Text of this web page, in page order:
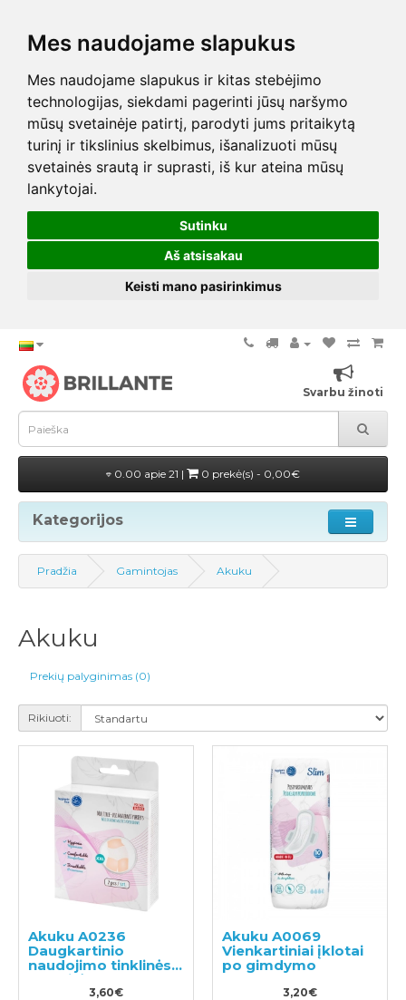
Mes naudojame slapukus
Mes naudojame slapukus ir kitas stebėjimo
technologijas, siekdami pagerinti jūsų naršymo
mūsų svetainėje patirtį, parodyti jums pritaikytą
turinį ir tikslinius skelbimus, išanalizuoti mūsų
svetainės srautą ir suprasti, iš kur ateina mūsų
lankytojai.
Sutinku
Aš atsisakau
Keisti mano pasirinkimus
Svarbu žinoti
0.00 apie 21 | 0 prekė(s) - 0,00€
Kategorijos
Pradžia Gamintojas Akuku
Akuku
Prekių palyginimas (0)
Rikiuoti:
Akuku A0236
Daugkartinio
naudojimo tinklinės
kelnaitės
3,60€
Akuku A0069
Vienkartiniai įklotai
po gimdymo
3,20€